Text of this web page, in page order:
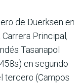
de Duerksen en
Principal,
Tasanapol
en segundo
tercero (Cam­pos